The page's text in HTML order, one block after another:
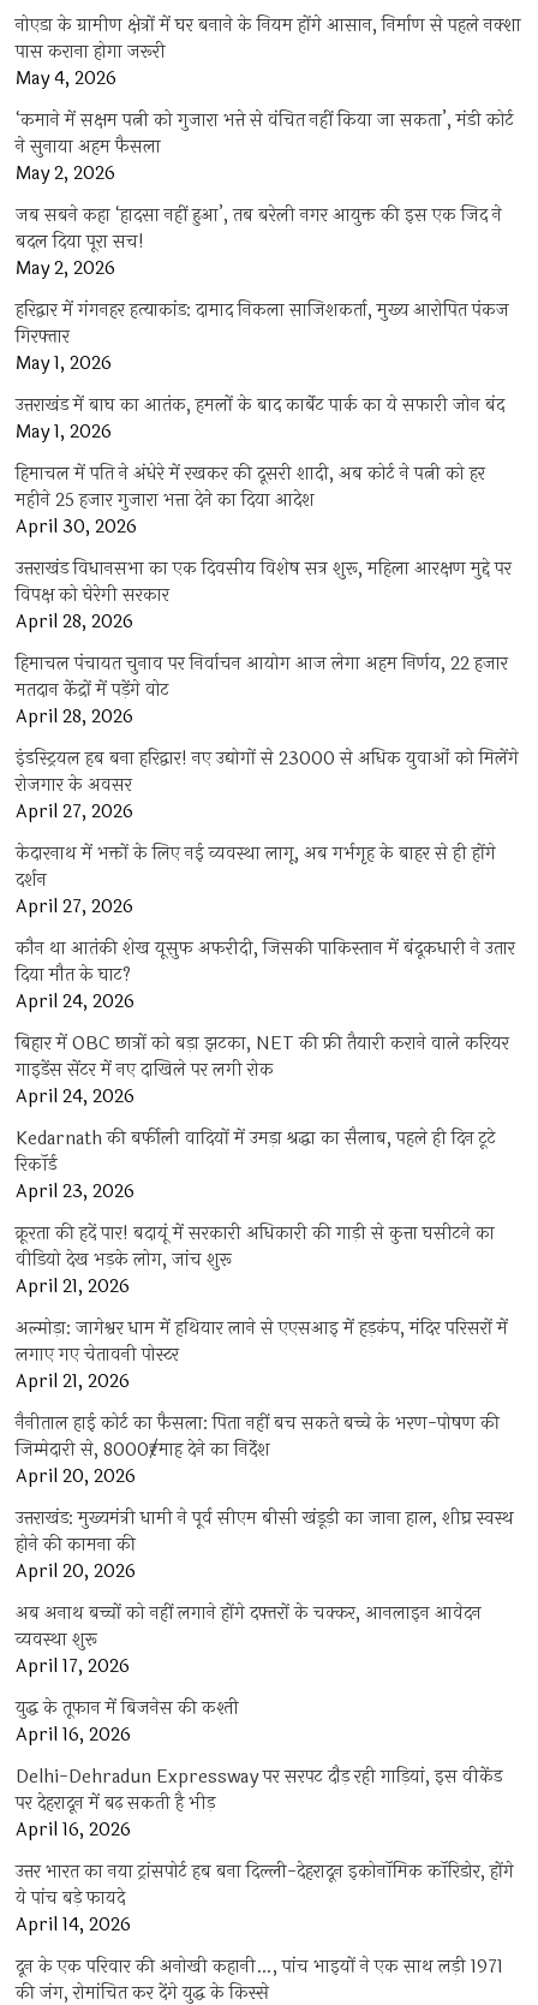
नोएडा के ग्रामीण क्षेत्रों में घर बनाने के नियम होंगे आसान, निर्माण से पहले नक्शा
पास कराना होगा जरूरी
May 4, 2026
‘कमाने में सक्षम पत्नी को गुजारा भत्ते से वंचित नहीं किया जा सकता’, मंडी कोर्ट
ने सुनाया अहम फैसला
May 2, 2026
जब सबने कहा ‘हादसा नहीं हुआ’, तब बरेली नगर आयुक्त की इस एक जिद ने
बदल दिया पूरा सच!
May 2, 2026
हरिद्वार में गंगनहर हत्याकांड: दामाद निकला साजिशकर्ता, मुख्य आरोपित पंकज
गिरफ्तार
May 1, 2026
उत्तराखंड में बाघ का आतंक, हमलों के बाद कार्बेट पार्क का ये सफारी जोन बंद
May 1, 2026
हिमाचल में पति ने अंधेरे में रखकर की दूसरी शादी, अब कोर्ट ने पत्नी को हर
महीने 25 हजार गुजारा भत्ता देने का दिया आदेश
April 30, 2026
उत्तराखंड विधानसभा का एक दिवसीय विशेष सत्र शुरू, महिला आरक्षण मुद्दे पर
विपक्ष को घेरेगी सरकार
April 28, 2026
हिमाचल पंचायत चुनाव पर निर्वाचन आयोग आज लेगा अहम निर्णय, 22 हजार
मतदान केंद्रों में पड़ेंगे वोट
April 28, 2026
इंडस्ट्रियल हब बना हरिद्वार! नए उद्योगों से 23000 से अधिक युवाओं को मिलेंगे
रोजगार के अवसर
April 27, 2026
केदारनाथ में भक्तों के लिए नई व्यवस्था लागू, अब गर्भगृह के बाहर से ही होंगे
दर्शन
April 27, 2026
कौन था आतंकी शेख यूसुफ अफरीदी, जिसकी पाकिस्तान में बंदूकधारी ने उतार
दिया मौत के घाट?
April 24, 2026
बिहार में OBC छात्रों को बड़ा झटका, NET की फ्री तैयारी कराने वाले करियर
गाइडेंस सेंटर में नए दाखिले पर लगी रोक
April 24, 2026
Kedarnath की बर्फीली वादियों में उमड़ा श्रद्धा का सैलाब, पहले ही दिन टूटे
रिकॉर्ड
April 23, 2026
क्रूरता की हदें पार! बदायूं में सरकारी अधिकारी की गाड़ी से कुत्ता घसीटने का
वीडियो देख भड़के लोग, जांच शुरू
April 21, 2026
अल्मोड़ा: जागेश्वर धाम में हथियार लाने से एएसआइ में हड़कंप, मंदिर परिसरों में
लगाए गए चेतावनी पोस्टर
April 21, 2026
नैनीताल हाई कोर्ट का फैसला: पिता नहीं बच सकते बच्चे के भरण-पोषण की
जिम्मेदारी से, 8000₹/माह देने का निर्देश
April 20, 2026
उत्तराखंड: मुख्यमंत्री धामी ने पूर्व सीएम बीसी खंडूड़ी का जाना हाल, शीघ्र स्वस्थ
होने की कामना की
April 20, 2026
अब अनाथ बच्चों को नहीं लगाने होंगे दफ्तरों के चक्कर, आनलाइन आवेदन
व्यवस्था शुरू
April 17, 2026
युद्ध के तूफान में बिजनेस की कश्ती
April 16, 2026
Delhi-Dehradun Expressway पर सरपट दौड़ रही गाड़ियां, इस वीकेंड
पर देहरादून में बढ़ सकती है भीड़
April 16, 2026
उत्तर भारत का नया ट्रांसपोर्ट हब बना दिल्ली-देहरादून इकोनॉमिक कॉरिडोर, होंगे
ये पांच बड़े फायदे
April 14, 2026
दून के एक परिवार की अनोखी कहानी…, पांच भाइयों ने एक साथ लड़ी 1971
की जंग, रोमांचित कर देंगे युद्ध के किस्से